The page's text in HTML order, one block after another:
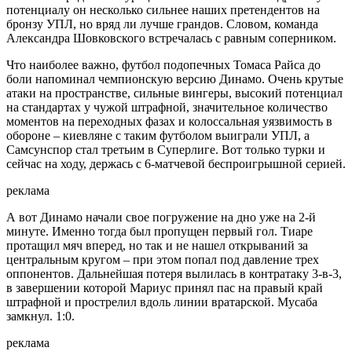
потенциалу он несколько сильнее наших претендентов на
бронзу УПЛ, но вряд ли лучше грандов. Словом, команда
Александра Шовковского встречалась с равным соперником.
Что наиболее важно, футбол подопечных Томаса Райса до
боли напоминал чемпионскую версию Динамо. Очень крутые
атаки на пространстве, сильные вингеры, высокий потенциал
на стандартах у чужой штрафной, значительное количество
моментов на переходных фазах и колоссальная уязвимость в
обороне – киевляне с таким футболом выиграли УПЛ, а
Самсунспор стал третьим в Суперлиге. Вот только турки и
сейчас на ходу, держась с 6-матчевой беспроигрышной серией.
реклама
А вот Динамо начали свое погружение на дно уже на 2-й
минуте. Именно тогда был пропущен первый гол. Тиаре
протащил мяч вперед, но так и не нашел открываний за
центральным кругом – при этом попал под давление трех
оппонентов. Дальнейшая потеря вылилась в контратаку 3-в-3,
в завершении которой Мариус принял пас на правый край
штрафной и прострелил вдоль линии вратарской. Мусаба
замкнул. 1:0.
реклама